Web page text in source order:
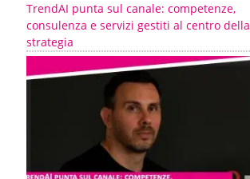
TrendAI punta sul canale: competenze,
consulenza e servizi gestiti al centro della
strategia